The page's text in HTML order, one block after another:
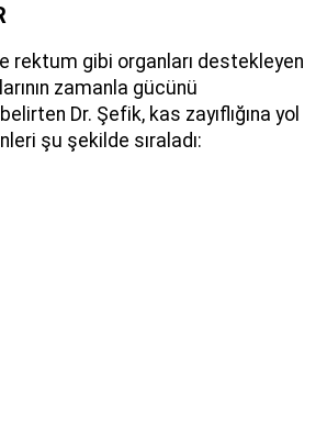
rektum gibi organları destekleyen
zamanla gücünü
Dr. Şefik, kas zayıflığına yol
şu şekilde sıraladı: